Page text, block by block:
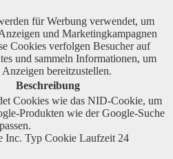
für Werbung verwendet, um
und Marketingkampagnen
Cookies verfolgen Besucher auf
und sammeln Informationen, um
Anzeigen bereitzustellen.
Beschreibung
Cookies wie das NID-Cookie, um
Produkten wie der Google-Suche
Inc. Typ Cookie Laufzeit 24